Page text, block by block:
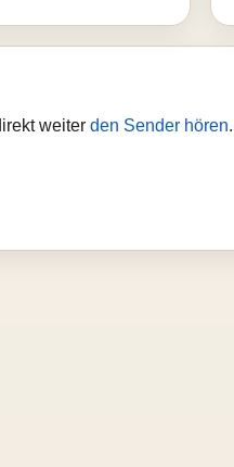
weiter den Sender hören.